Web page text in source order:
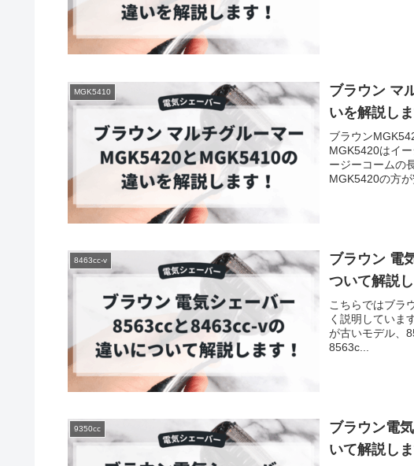
MGK5410
ブラウン マ
いを解説しま
ブラウン
MGK5420はイ
ージーコームの
MGK5420の方が
8463cc-v
ブラウン 電
ついて解説し
こちらではブラ
く説明していま
が古いモデル、
8563c...
9350cc
ブラウン電
いて解説しま